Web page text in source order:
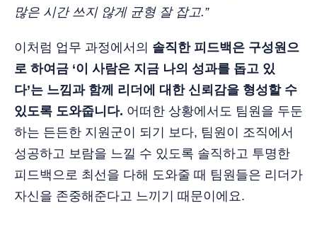
많은 시간 쓰지 않게 균형 잘 잡고.”
이처럼 업무 과정에서의 솔직한 피드백은 구성원으
로 하여금 ‘이 사람은 지금 나의 성과를 돕고 있
다’는 느낌과 함께 리더에 대한 신뢰감을 형성할 수
있도록 도와줍니다. 어떠한 상황에서도 팀원을 두둔
하는 든든한 지원군이 되기 보다, 팀원이 조직에서
성공하고 보람을 느낄 수 있도록 솔직하고 투명한
피드백으로 최선을 다해 도와줄 때 팀원들은 리더가
자신을 존중해준다고 느끼기 때문이에요.